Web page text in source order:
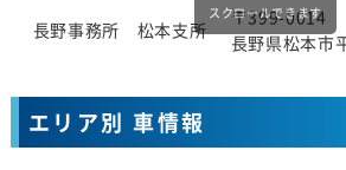
長野事務所 松本支所
〒399-0014
長野県松本市
スクロールできます
エリア別 車情報